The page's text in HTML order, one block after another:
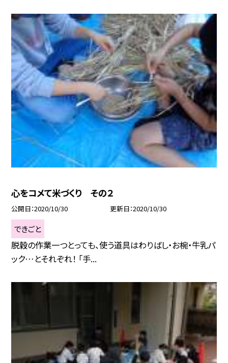
心をコメて米づくり その２
公開日 2020/10/30 更新日 2020/10/30
できごと
脱穀の作業一つとっても、使う道具はわりばし・お椀・牛乳パ
ック…とそれぞれ！ 「手...